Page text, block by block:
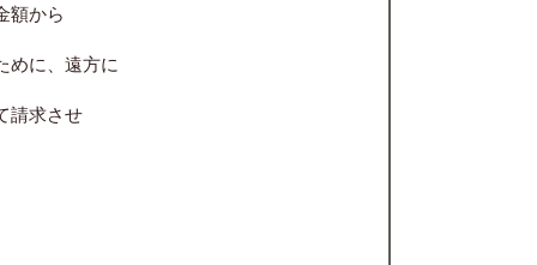
から
、遠方に
求させ